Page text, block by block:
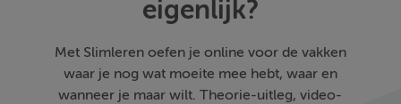
eigenlijk?
Met Slimleren oefen je online voor de vakken
waar je nog wat moeite mee hebt, waar en
wanneer je maar wilt. Theorie-uitleg, video-